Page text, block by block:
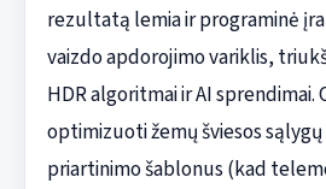
rezultatą lemia ir programinė
vaizdo apdorojimo variklis,
HDR algoritmai ir AI sprendimai.
optimizuoti žemų šviesos
priartinimo šablonus (kad